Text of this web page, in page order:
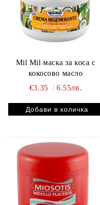
Mil Mil маска за коса с
кокосово масло
€3.35
6.55лв.